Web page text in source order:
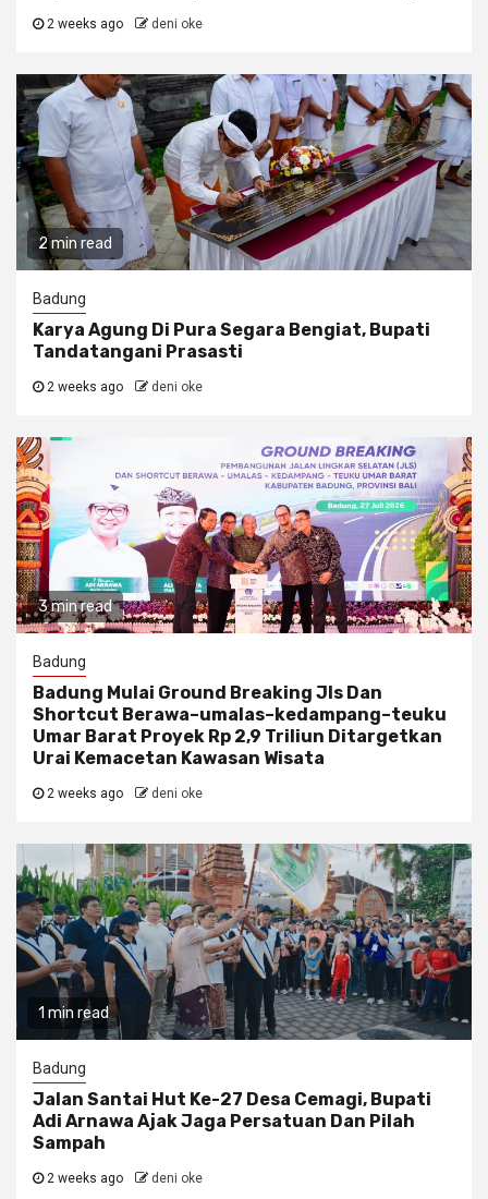
2 weeks ago deni oke
2 min read
Badung
Karya Agung Di Pura Segara Bengiat, Bupati
Tandatangani Prasasti
2 weeks ago deni oke
3 min read
Badung
Badung Mulai Ground Breaking Jls Dan
Shortcut Berawa–umalas–kedampang–teuku
Umar Barat Proyek Rp 2,9 Triliun Ditargetkan
Urai Kemacetan Kawasan Wisata
2 weeks ago deni oke
1 min read
Badung
Jalan Santai Hut Ke-27 Desa Cemagi, Bupati
Adi Arnawa Ajak Jaga Persatuan Dan Pilah
Sampah
2 weeks ago deni oke